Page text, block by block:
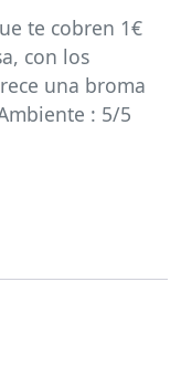
te cobren 1€
con los
una broma
: 5/5